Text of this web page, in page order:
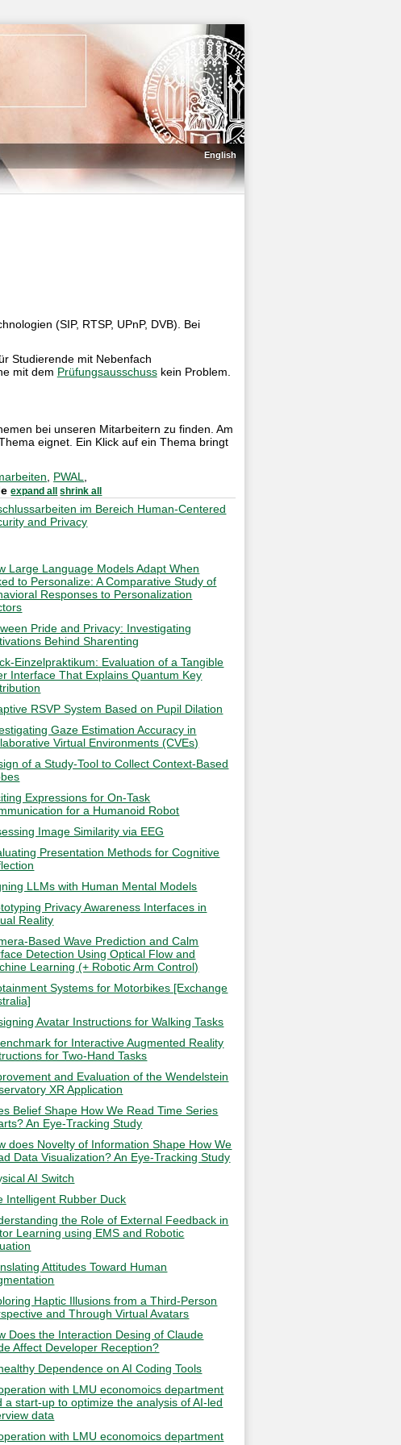
English
(SIP, RTSP, UPnP, DVB). Bei
Studierende mit Nebenfach
mit dem Prüfungsausschusskein Problem.
bei unseren Mitarbeitern zu finden. Am
eignet. Ein Klick auf ein Thema bringt
PWAL
expand all shrink all
im Bereich Human-Centered
and Privacy
Large Language Models Adapt When
to Personalize: A Comparative Study of
Responses to Personalization
Pride and Privacy: Investigating
Behind Sharenting
Einzelpraktikum: Evaluation of a Tangible
Interface That Explains Quantum Key
RSVP System Based on Pupil Dilation
Gaze Estimation Accuracy in
Virtual Environments (CVEs)
of a Study-Tool to Collect Context-Based
Expressions for On-Task
for a Humanoid Robot
Image Similarity via EEG
Presentation Methods for Cognitive
LLMs with Human Mental Models
Privacy Awareness Interfaces in
Reality
Based Wave Prediction and Calm
Detection Using Optical Flow and
Learning (+ Robotic Arm Control)
Systems for Motorbikes [Exchange
Avatar Instructions for Walking Tasks
for Interactive Augmented Reality
for Two-Hand Tasks
and Evaluation of the Wendelstein
XR Application
Belief Shape How We Read Time Series
An Eye-Tracking Study
does Novelty of Information Shape How We
Data Visualization? An Eye-Tracking Study
AI Switch
Intelligent Rubber Duck
the Role of External Feedback in
Learning using EMS and Robotic
Attitudes Toward Human
Haptic Illusions from a Third-Person
and Through Virtual Avatars
Does the Interaction Desing of Claude
Affect Developer Reception?
Dependence on AI Coding Tools
with LMU economoics department
a start-up to optimize the analysis of AI-led
data
with LMU economoics department